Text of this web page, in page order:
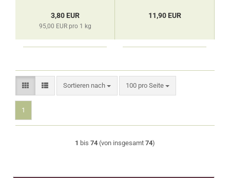
3,80 EUR
95,00 EUR pro 1 kg
11,90 EUR
Sortieren nach
Sortieren nach 100 pro Seite
pro Seite
1
1 bis 74 (von insgesamt 74)